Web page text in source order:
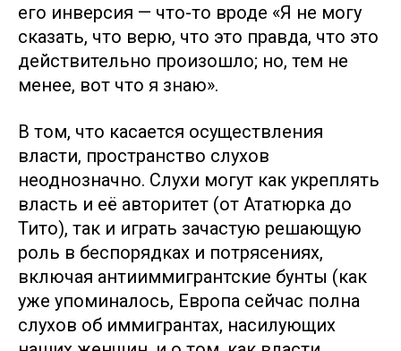
его инверсия — что-то вроде «Я не могу
сказать, что верю, что это правда, что это
действительно произошло; но, тем не
менее, вот что я знаю».
В том, что касается осуществления
власти, пространство слухов
неоднозначно. Слухи могут как укреплять
власть и её авторитет (от Ататюрка до
Тито), так и играть зачастую решающую
роль в беспорядках и потрясениях,
включая антииммигрантские бунты (как
уже упоминалось, Европа сейчас полна
слухов об иммигрантах, насилующих